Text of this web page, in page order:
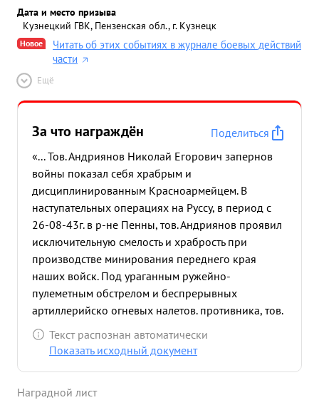
Дата и место призыва
Кузнецкий ГВК, Пензенская обл., г. Кузнецк
Новое
Читать об этих событиях в журнале боевых действий
части
Ещё
За что награждён
Поделиться
«... Тов. Андриянов Николай Егорович запернов
войны показал себя храбрым и
дисциплинированным Красноармейцем. В
наступательных операциях на Руссу, в период с
26-08-43г. в р-не Пенны, тов. Андриянов проявил
исключительную смелость и храбрость при
производстве минирования переднего края
наших войск. Под ураганным ружейно-
пулеметным обстрелом и беспрерывных
артиллерийско огневых налетов. противника, тов.
Андриянов вночь на 25 26-08-43 г. на переднем
крае нашей обороны установил 266 пр танковых
Текст распознан автоматически
Показать исходный документ
Наградной лист